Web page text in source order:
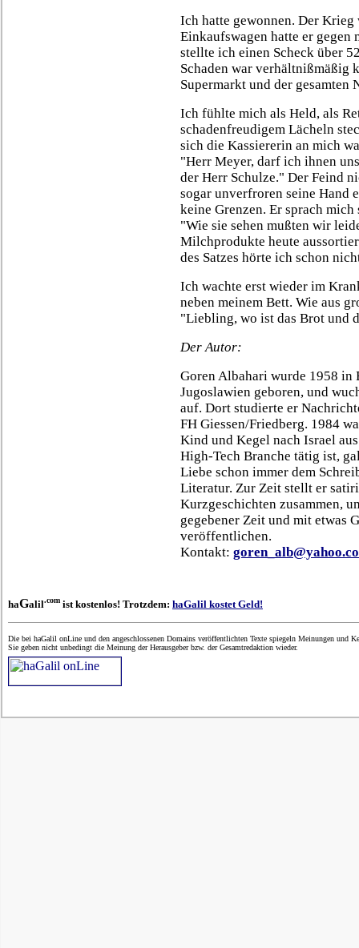
Ich hatte gewonnen. Der
Einkaufswagen hatte er
stellte ich einen Scheck über
Schaden war verhältnißmäßig
Supermarkt und der gesamten
Ich fühlte mich als Held, als
schadenfreudigem Lächeln
sich die Kassiererin an mich
"Herr Meyer, darf ich ihnen
der Herr Schulze." Der Feind
sogar unverfroren seine Hand
keine Grenzen. Er sprach mich
"Wie sie sehen mußten wir
Milchprodukte heute
des Satzes hörte ich schon
Ich wachte erst wieder im
neben meinem Bett. Wie aus
"Liebling, wo ist das Brot und
Der Autor:
Goren Albahari wurde 1958 in
Jugoslawien geboren, und
auf. Dort studierte er
FH Giessen/Friedberg. 1984
Kind und Kegel nach Israel
High-Tech Branche tätig ist,
Liebe schon immer dem
Literatur. Zur Zeit stellt er
Kurzgeschichten zusammen,
gegebener Zeit und mit etwas
veröffentlichen.
Kontakt:
haGalil.com ist kostenlos! Trotzdem: haGalil kostet Geld!
Die bei haGalil onLine und den angeschlossenen Domains veröffentlichten Texte spiegeln Meinungen und
Sie geben nicht unbedingt die Meinung der Herausgeber bzw. der Gesamtredaktion wieder.